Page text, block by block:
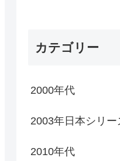
カテゴリー
2000年代
2003年日本シリー
2010年代